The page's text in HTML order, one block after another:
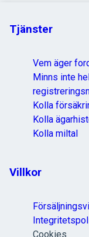
Tjänster
Vem äger
Minns inte
Kolla
Kolla
Kolla miltal
Villkor
Cookies